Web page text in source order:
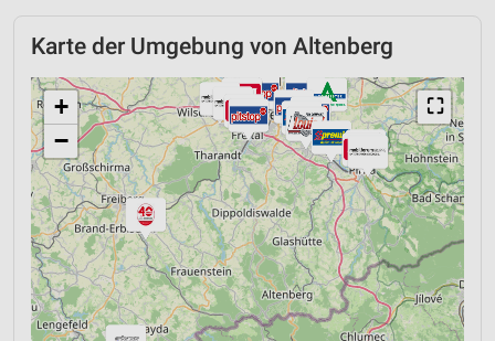
Karte der Umgebung von Altenberg
⛶
+
−